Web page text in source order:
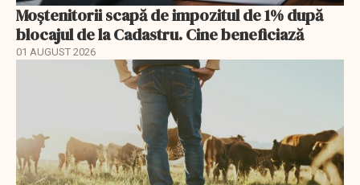
Moștenitorii scapă de impozitul de 1% după
blocajul de la Cadastru. Cine beneficiază
01 AUGUST 2026